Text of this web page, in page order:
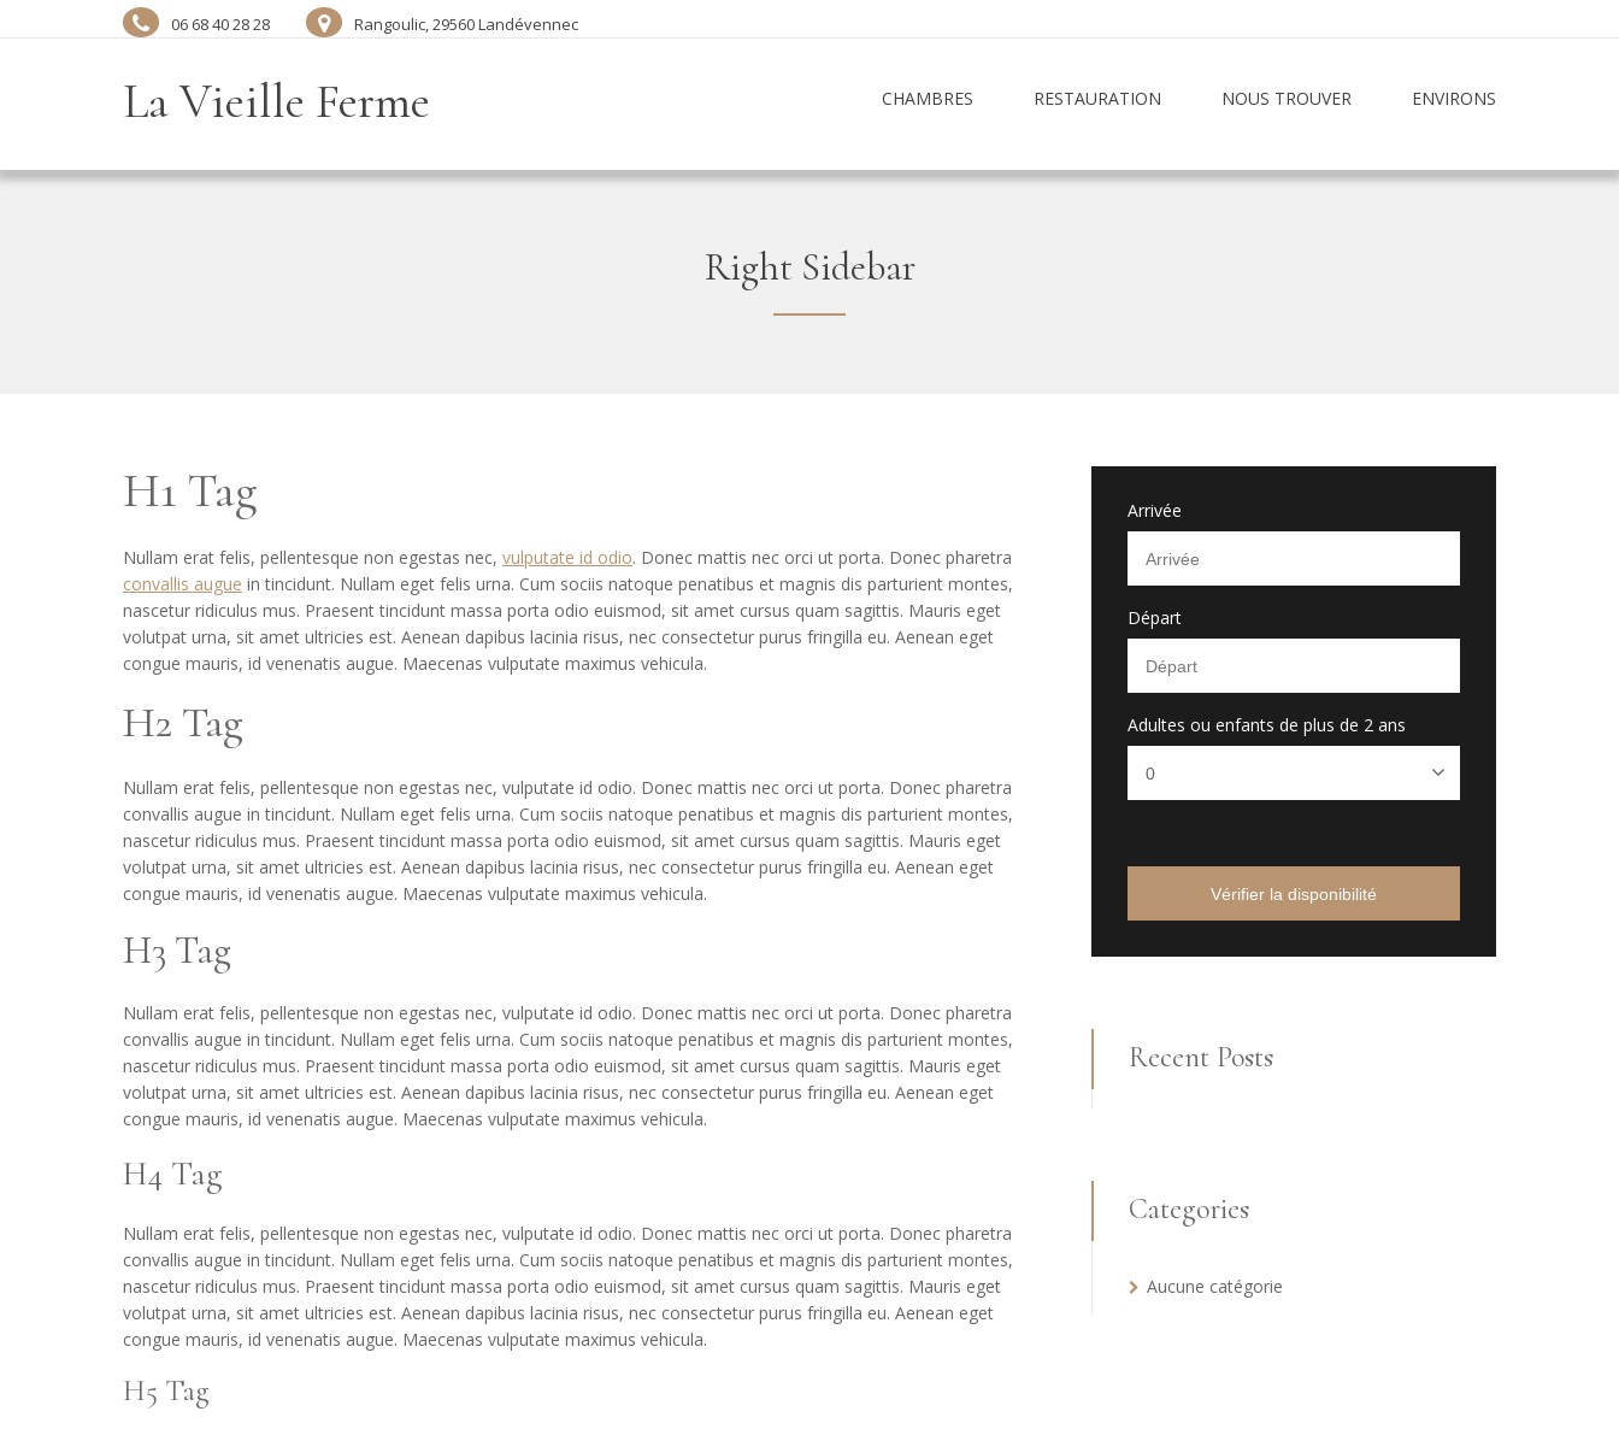
06 68 40 28 28 Rangoulic, 29560 Landévennec
La Vieille Ferme CHAMBRES RESTAURATION NOUS TROUVER ENVIRONS
Right Sidebar
H1 Tag
Nullam erat felis, pellentesque non egestas nec, vulputate id odio. Donec mattis nec orci ut porta. Donec pharetra
convallis augue in tincidunt. Nullam eget felis urna. Cum sociis natoque penatibus et magnis dis parturient montes,
nascetur ridiculus mus. Praesent tincidunt massa porta odio euismod, sit amet cursus quam sagittis. Mauris eget
volutpat urna, sit amet ultricies est. Aenean dapibus lacinia risus, nec consectetur purus fringilla eu. Aenean eget
congue mauris, id venenatis augue. Maecenas vulputate maximus vehicula.
H2 Tag
Nullam erat felis, pellentesque non egestas nec, vulputate id odio. Donec mattis nec orci ut porta. Donec pharetra
convallis augue in tincidunt. Nullam eget felis urna. Cum sociis natoque penatibus et magnis dis parturient montes,
nascetur ridiculus mus. Praesent tincidunt massa porta odio euismod, sit amet cursus quam sagittis. Mauris eget
volutpat urna, sit amet ultricies est. Aenean dapibus lacinia risus, nec consectetur purus fringilla eu. Aenean eget
congue mauris, id venenatis augue. Maecenas vulputate maximus vehicula.
H3 Tag
Nullam erat felis, pellentesque non egestas nec, vulputate id odio. Donec mattis nec orci ut porta. Donec pharetra
convallis augue in tincidunt. Nullam eget felis urna. Cum sociis natoque penatibus et magnis dis parturient montes,
nascetur ridiculus mus. Praesent tincidunt massa porta odio euismod, sit amet cursus quam sagittis. Mauris eget
volutpat urna, sit amet ultricies est. Aenean dapibus lacinia risus, nec consectetur purus fringilla eu. Aenean eget
congue mauris, id venenatis augue. Maecenas vulputate maximus vehicula.
H4 Tag
Nullam erat felis, pellentesque non egestas nec, vulputate id odio. Donec mattis nec orci ut porta. Donec pharetra
convallis augue in tincidunt. Nullam eget felis urna. Cum sociis natoque penatibus et magnis dis parturient montes,
nascetur ridiculus mus. Praesent tincidunt massa porta odio euismod, sit amet cursus quam sagittis. Mauris eget
volutpat urna, sit amet ultricies est. Aenean dapibus lacinia risus, nec consectetur purus fringilla eu. Aenean eget
congue mauris, id venenatis augue. Maecenas vulputate maximus vehicula.
H5 Tag
Arrivée
Départ
Adultes ou enfants de plus de 2 ans
Vérifier la disponibilité
Recent Posts
Categories
Aucune catégorie